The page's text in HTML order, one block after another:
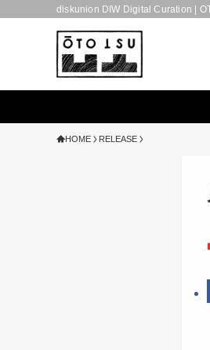
diskunion DIW Digital Curation |
HOME RELEASE